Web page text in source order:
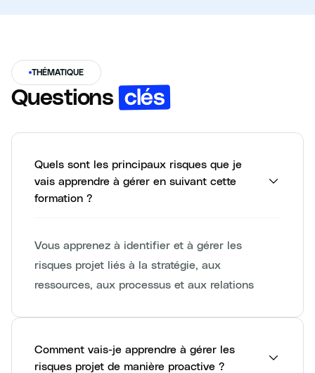
THÉMATIQUE
Questions clés
Quels sont les principaux risques que je
vais apprendre à gérer en suivant cette
formation ?
Vous apprenez à identifier et à gérer les
risques projet liés à la stratégie, aux
ressources, aux processus et aux relations
Comment vais-je apprendre à gérer les
risques projet de manière proactive ?